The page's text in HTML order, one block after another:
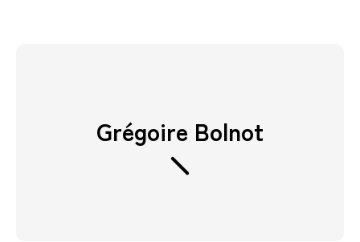
Grégoire Bolnot